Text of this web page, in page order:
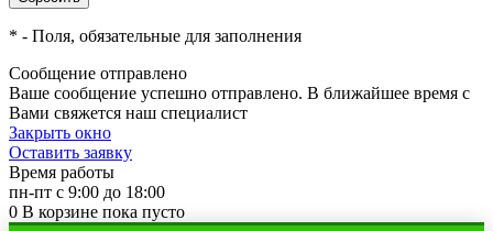
* - Поля, обязательные для заполнения
Сообщение отправлено
Ваше сообщение успешно отправлено. В ближайшее время с
Вами свяжется наш специалист
Закрыть окно
Оставить заявку
Время работы
пн-пт с 9:00 до 18:00
0 В корзине пока пусто